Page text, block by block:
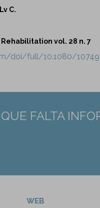
C.
vol. 28 n. 7
doi/full/10.1080/
QUE FALTA
WEB